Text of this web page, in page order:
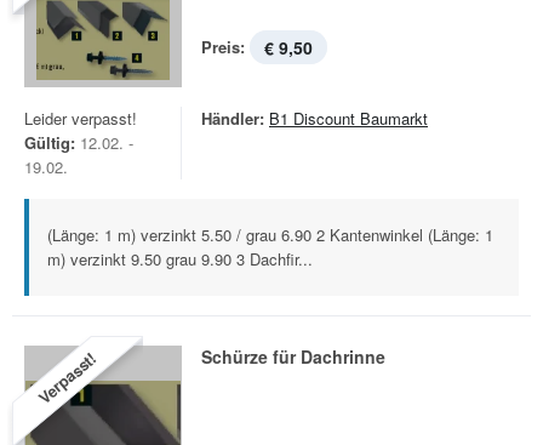
Preis: € 9,50
Leider verpasst!
Gültig: 12.02. -
19.02.
Händler: B1 Discount Baumarkt
(Länge: 1 m) verzinkt 5.50 / grau 6.90 2 Kantenwinkel (Länge: 1
m) verzinkt 9.50 grau 9.90 3 Dachfir...
Verpasst! Schürze für Dachrinne